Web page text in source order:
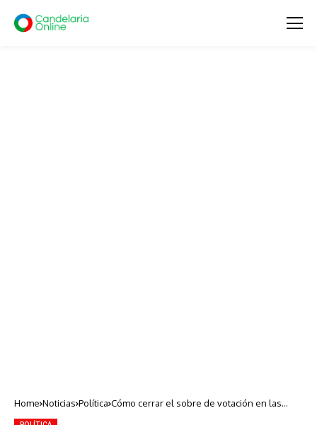
Home Noticias Política Cómo cerrar el sobre de votación en las